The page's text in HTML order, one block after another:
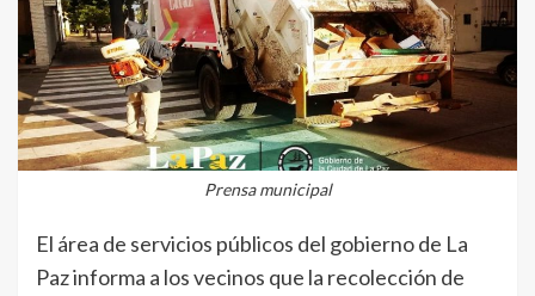
Prensa municipal
El área de servicios públicos del gobierno de La
Paz informa a los vecinos que la recolección de